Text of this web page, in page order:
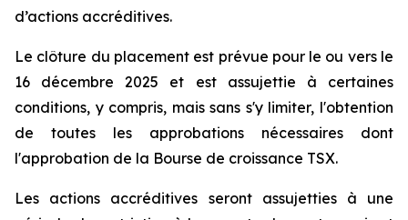
d’actions accréditives.
Le clôture du placement est prévue pour le ou vers le
16 décembre 2025 et est assujettie à certaines
conditions, y compris, mais sans s'y limiter, l'obtention
de toutes les approbations nécessaires dont
l'approbation de la Bourse de croissance TSX.
Les actions accréditives seront assujetties à une